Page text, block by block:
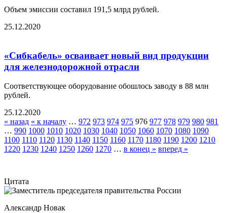
Объем эмиссии составил 191,5 млрд рублей.
25.12.2020
«Сибкабель» осваивает новый вид продукции
для железнодорожной отрасли
Соответствующее оборудование обошлось заводу в 88 млн
рублей.
25.12.2020
« назад « к началу … 972 973 974 975 976 977 978 979 980 981
… 990 1000 1010 1020 1030 1040 1050 1060 1070 1080 1090
1100 1110 1120 1130 1140 1150 1160 1170 1180 1190 1200 1210
1220 1230 1240 1250 1260 1270 … в конец » вперед »
Цитата
Александр Новак